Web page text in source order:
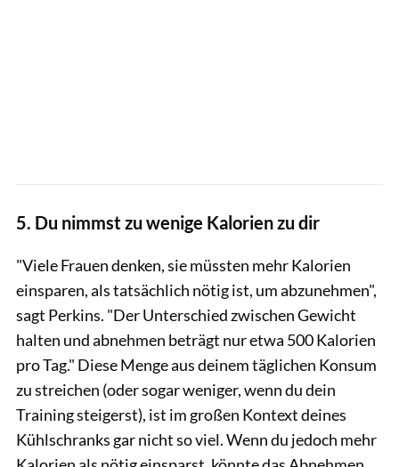
5. Du nimmst zu wenige Kalorien zu dir
"Viele Frauen denken, sie müssten mehr Kalorien
einsparen, als tatsächlich nötig ist, um abzunehmen",
sagt Perkins. "Der Unterschied zwischen Gewicht
halten und abnehmen beträgt nur etwa 500 Kalorien
pro Tag." Diese Menge aus deinem täglichen Konsum
zu streichen (oder sogar weniger, wenn du dein
Training steigerst), ist im großen Kontext deines
Kühlschranks gar nicht so viel.Wenn du jedoch mehr